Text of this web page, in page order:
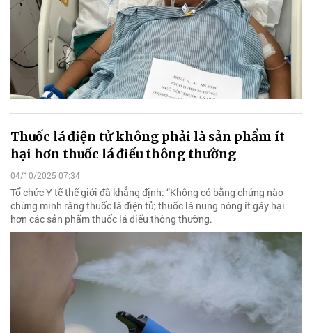
Thuốc lá điện tử không phải là sản phẩm ít
hại hơn thuốc lá điếu thông thường
04/10/2025 07:34
Tổ chức Y tế thế giới đã khẳng định: “Không có bằng chứng nào
chứng minh rằng thuốc lá điện tử, thuốc lá nung nóng ít gây hại
hơn các sản phẩm thuốc lá điếu thông thường.